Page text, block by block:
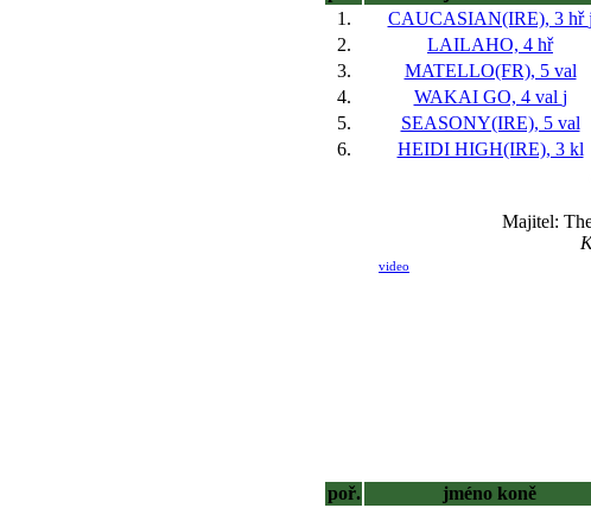
1.
CAUCASIAN(IRE), 3 hřj
2.
LAILAHO, 4 hř
3.
MATELLO(FR), 5 val
4.
WAKAI GO, 4 val j
5.
SEASONY(IRE), 5 val
6.
HEIDI HIGH(IRE), 3 kl
Majitel:
video
poř.
jméno koně